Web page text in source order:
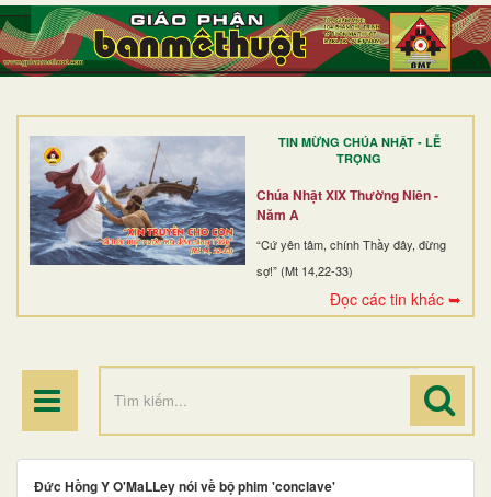
TIN MỪNG CHÚA NHẬT - LỄ
TRỌNG
Chúa Nhật XIX Thường Niên -
Năm A
“Cứ yên tâm, chính Thầy đây, đừng
sợ!” (Mt 14,22-33)
Đọc các tin khác ➥
TRANG NHẤT
GIỚI THIỆU
DÒNG TU
BAN MỤC VỤ
ĐOÀN THỂ CG
ĐIỂM HÀNH HƯƠNG
Đức Hồng Y O'MaLLey nói về bộ phim 'conclave'